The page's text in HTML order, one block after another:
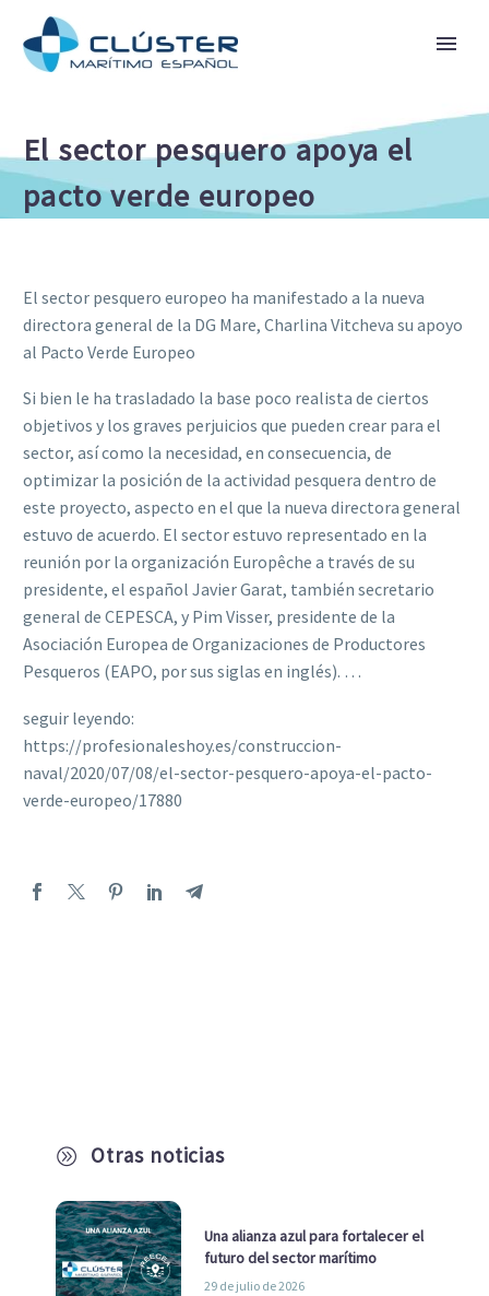
El sector pesquero apoya el
pacto verde europeo
A Otras noticias
Una alianza azul para fortalecer el
futuro del sector marítimo
29 de julio de 2026
El sector pesquero europeo ha manifestado a la nueva
directora general de la DG Mare, Charlina Vitcheva su apoyo
al Pacto Verde Europeo
Si bien le ha trasladado la base poco realista de ciertos
objetivos y los graves perjuicios que pueden crear para el
sector, así como la necesidad, en consecuencia, de
optimizar la posición de la actividad pesquera dentro de
este proyecto, aspecto en el que la nueva directora general
estuvo de acuerdo. El sector estuvo representado en la
reunión por la organización Europêche a través de su
presidente, el español Javier Garat, también secretario
general de CEPESCA, y Pim Visser, presidente de la
Asociación Europea de Organizaciones de Productores
Pesqueros (EAPO, por sus siglas en inglés). …
seguir leyendo:
https://profesionaleshoy.es/construccion-
naval/2020/07/08/el-sector-pesquero-apoya-el-pacto-
verde-europeo/17880